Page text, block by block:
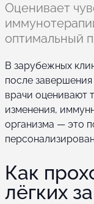
Оценивает
оптимальный
В зарубежных
после завершения
врачи оценивают
изменения,
организма — это
Как
лёгких